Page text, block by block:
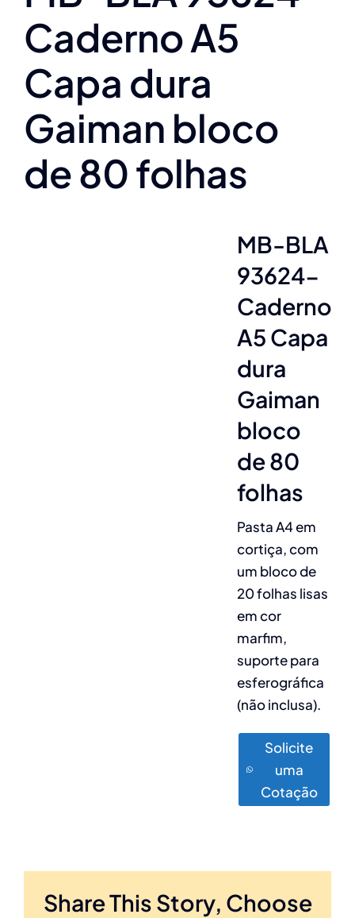
Caderno A5
Capa dura
Gaiman bloco
de 80 folhas
MB-BLA
93624-
Caderno
A5 Capa
dura
Gaiman
bloco
de 80
folhas
Pasta A4 em
cortiça, com
um bloco de
20 folhas lisas
em cor
marfim,
suporte para
esferográfica
(não inclusa).
Solicite
uma
Cotação
Share This Story, Choose